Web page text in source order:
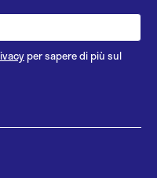
per sapere di più sul